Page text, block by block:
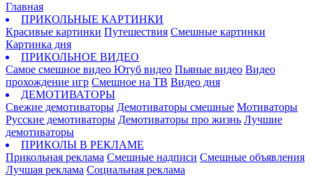
Главная
ПРИКОЛЬНЫЕ КАРТИНКИ
Красивые картинки Путешествия Смешные картинки
Картинка дня
ПРИКОЛЬНОЕ ВИДЕО
Самое смешное видео Ютуб видео Пьяные видео Видео
прохождение игр Смешное на ТВ Видео дня
ДЕМОТИВАТОРЫ
Свежие демотиваторы Демотиваторы смешные Мотиваторы
Русские демотиваторы Демотиваторы про жизнь Лучшие
демотиваторы
ПРИКОЛЫ В РЕКЛАМЕ
Прикольная реклама Смешные надписи Смешные объявления
Лучшая реклама Социальная реклама